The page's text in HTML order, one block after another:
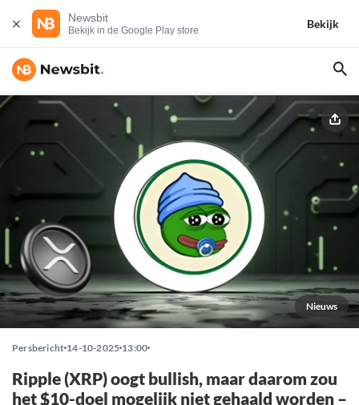
Newsbit
Bekijk in de Google Play store
Bekijk
Nieuws
Persbericht 14-10-2025 13:00
Ripple (XRP) oogt bullish, maar daarom zou
het $10-doel mogelijk niet gehaald worden –